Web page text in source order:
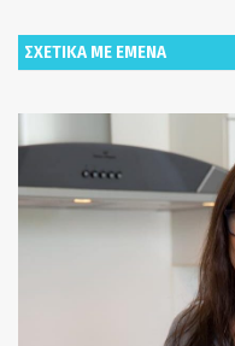
ΣΧΕΤΙΚΑ ΜΕ ΕΜΕΝΑ